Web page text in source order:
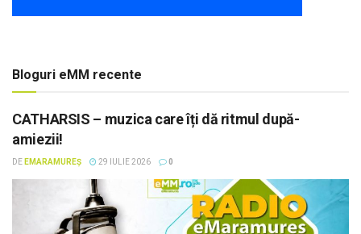
Bloguri eMM recente
CATHARSIS – muzica care îți dă ritmul după-
amiezii!
DE EMARAMUREȘ 29 IULIE 2026 0